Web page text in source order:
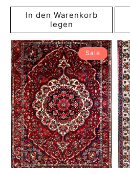
In den Warenkorb
legen
Sale